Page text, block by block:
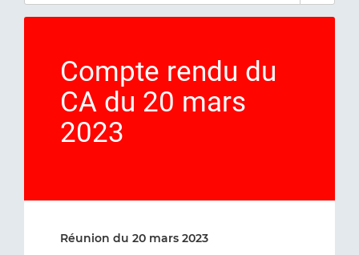
Compte rendu du
CA du 20 mars
2023
Réunion du 20 mars 2023